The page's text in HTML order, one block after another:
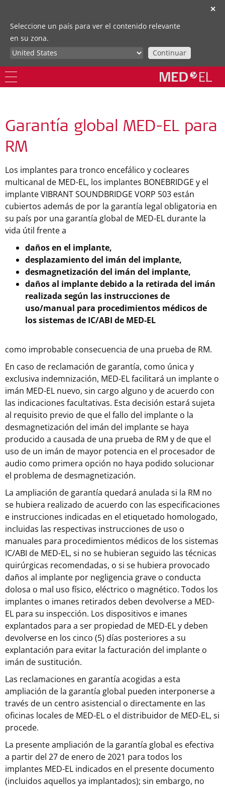
✕
Seleccione un país para ver el contenido relevante
en su zona.
Continuar
Garantía global MED-EL para
RM
Los implantes para tronco encefálico y cocleares
multicanal de MED-EL, los implantes BONEBRIDGE y el
implante VIBRANT SOUNDBRIDGE VORP 503 están
cubiertos además de por la garantía legal obligatoria en
su país por una garantía global de MED-EL durante la
vida útil frente a
daños en el implante,
desplazamiento del imán del implante,
desmagnetización del imán del implante,
daños al implante debido a la retirada del imán
realizada según las instrucciones de
uso/manual para procedimientos médicos de
los sistemas de IC/ABI de MED-EL
como improbable consecuencia de una prueba de RM.
En caso de reclamación de garantía, como única y
exclusiva indemnización, MED-EL facilitará un implante o
imán MED-EL nuevo, sin cargo alguno y de acuerdo con
las indicaciones facultativas. Esta decisión estará sujeta
al requisito previo de que el fallo del implante o la
desmagnetización del imán del implante se haya
producido a causada de una prueba de RM y de que el
uso de un imán de mayor potencia en el procesador de
audio como primera opción no haya podido solucionar
el problema de desmagnetización.
La ampliación de garantía quedará anulada si la RM no
se hubiera realizado de acuerdo con las especificaciones
e instrucciones indicadas en el etiquetado homologado,
incluidas las respectivas instrucciones de uso o
manuales para procedimientos médicos de los sistemas
IC/ABI de MED-EL, si no se hubieran seguido las técnicas
quirúrgicas recomendadas, o si se hubiera provocado
daños al implante por negligencia grave o conducta
dolosa o mal uso físico, eléctrico o magnético. Todos los
implantes o imanes retirados deben devolverse a MED-
EL para su inspección. Los dispositivos e imanes
explantados para a ser propiedad de MED-EL y deben
devolverse en los cinco (5) días posteriores a su
explantación para evitar la facturación del implante o
imán de sustitución.
Las reclamaciones en garantía acogidas a esta
ampliación de la garantía global pueden interponerse a
través de un centro asistencial o directamente en las
oficinas locales de MED-EL o el distribuidor de MED-EL, si
procede.
La presente ampliación de la garantía global es efectiva
a partir del 27 de enero de 2021 para todos los
implantes MED-EL indicados en el presente documento
(incluidos aquellos ya implantados); sin embargo, no